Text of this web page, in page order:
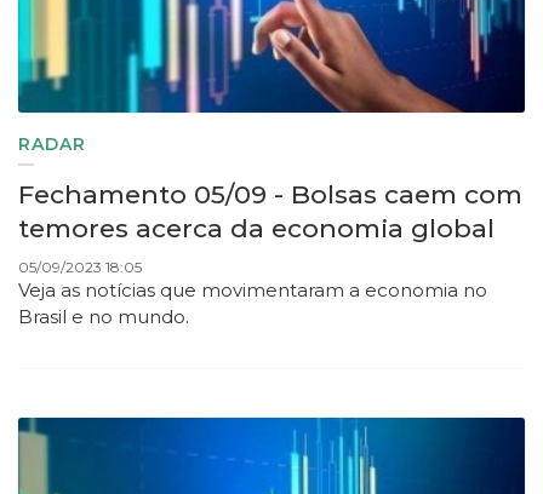
RADAR
Fechamento 05/09 - Bolsas caem com
temores acerca da economia global
05/09/2023 18:05
Veja as notícias que movimentaram a economia no
Brasil e no mundo.